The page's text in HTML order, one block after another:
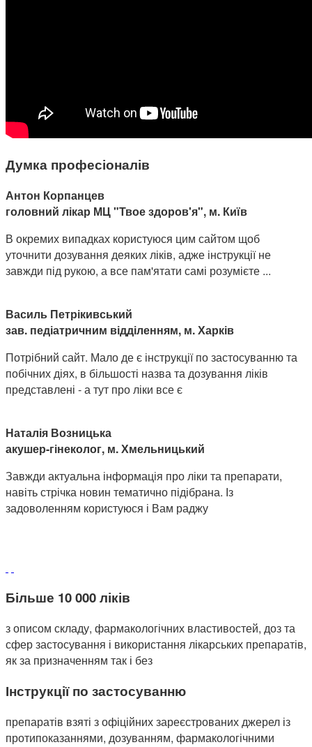
Думка професіоналів
Антон Корпанцев
головний лікар МЦ "Твое здоров'я", м. Київ
В окремих випадках користуюся цим сайтом щоб
уточнити дозування деяких ліків, адже інструкції не
завжди під рукою, а все пам'ятати самі розумієте ...
Василь Петрікивський
зав. педіатричним відділенням, м. Харків
Потрібний сайт. Мало де є інструкції по застосуванню та
побічних діях, в більшості назва та дозування ліків
представлені - а тут про ліки все є
Наталія Возницька
акушер-гінеколог, м. Хмельницький
Завжди актуальна інформація про ліки та препарати,
навіть стрічка новин тематично підібрана. Із
задоволенням користуюся і Вам раджу
Більше 10 000 ліків
з описом складу, фармакологічних властивостей, доз та
сфер застосування і використання лікарських препаратів,
як за призначенням так і без
Інструкції по застосуванню
препаратів взяті з офіційних зареєстрованих джерел із
протипоказаннями, дозуванням, фармакологічними